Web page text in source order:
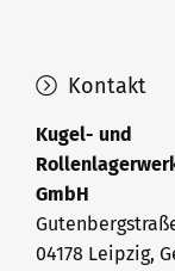
Kontakt
Kugel- und
GmbH
04178 Leipzig,